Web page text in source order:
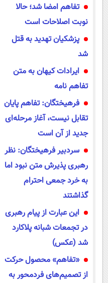
تفاهم امضا شد؛ حالا
نوبت اصلاحات است
پزشکیان تهدید به قتل
شد
ایرادات کیهان به متن
تفاهم نامه
فرهیختگان: تفاهم پایان
تقابل نیست، آغاز مرحله‌ای
جدید از آن است
سردبیر فرهیختگان: نظر
رهبری پذیرش متن نبود اما
به خرد جمعی احترام
گذاشتند
این عبارت از پیام رهبری
در تجمعات شبانه پلاکارد
شد (عکس)
«تفاهم» محصول حرکت
از تصميم‌های فردمحور به